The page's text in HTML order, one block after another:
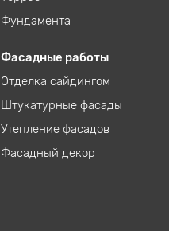
Фундамента
Фасадные работы
Отделка сайдингом
Штукатурные фасады
Утепление фасадов
Фасадный декор